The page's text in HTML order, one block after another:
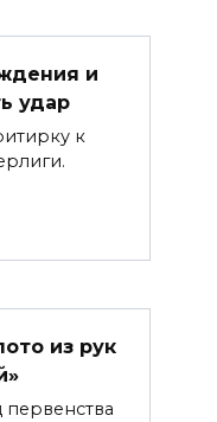
и
удар
к
из рук
первенства